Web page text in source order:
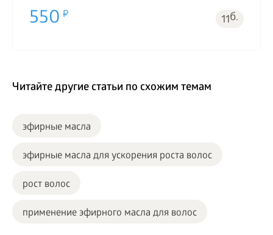
550 11б.
Читайте другие статьи по схожим темам
эфирные масла
эфирные масла для ускорения роста волос
рост волос
применение эфирного масла для волос